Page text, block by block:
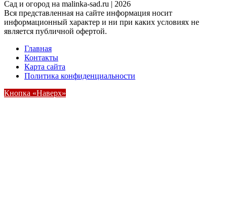
Cад и огород на malinka-sad.ru | 2026
Вся представленная на сайте информация носит
информационный характер и ни при каких условиях не
является публичной офертой.
Главная
Контакты
Карта сайта
Политика конфиденциальности
Кнопка «Наверх»